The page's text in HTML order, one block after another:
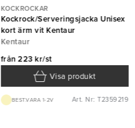
KOCKROCKAR
Kockrock/Serveringsjacka Unisex
kort ärm vit Kentaur
Kentaur
från223 kr/st
Visa produkt
BEST.VARA 1-2V Art. Nr: T2359219